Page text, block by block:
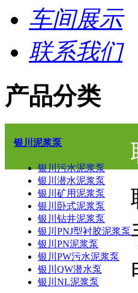
车间展示
联系我们
产品分类
银川泥浆泵
银川污水泥浆泵
银川潜水泥浆泵
银川矿用泥浆泵
银川卧式泥浆泵
银川钻井泥浆泵
银川PNJ型衬胶泥浆泵
银川PN泥浆泵
银川PW污水泥浆泵
银川QW潜水泵
银川NL泥浆泵